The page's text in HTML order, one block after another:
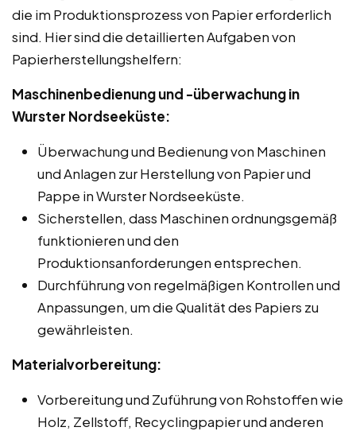
die im Produktionsprozess von Papier erforderlich
sind. Hier sind die detaillierten Aufgaben von
Papierherstellungshelfern:
Maschinenbedienung und -überwachung in
Wurster Nordseeküste:
Überwachung und Bedienung von Maschinen
und Anlagen zur Herstellung von Papier und
Pappe in Wurster Nordseeküste.
Sicherstellen, dass Maschinen ordnungsgemäß
funktionieren und den
Produktionsanforderungen entsprechen.
Durchführung von regelmäßigen Kontrollen und
Anpassungen, um die Qualität des Papiers zu
gewährleisten.
Materialvorbereitung:
Vorbereitung und Zuführung von Rohstoffen wie
Holz, Zellstoff, Recyclingpapier und anderen